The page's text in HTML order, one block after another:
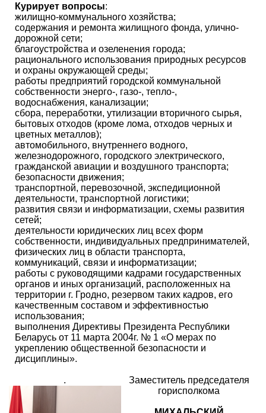
Курирует вопросы:
жилищно-коммунального хозяйства;
содержания и ремонта жилищного фонда, улично-
дорожной сети;
благоустройства и озеленения города;
рационального использования природных ресурсов
и охраны окружающей среды;
работы предприятий городской коммунальной
собственности энерго-, газо-, тепло-,
водоснабжения, канализации;
сбора, переработки, утилизации вторичного сырья,
бытовых отходов (кроме лома, отходов черных и
цветных металлов);
автомобильного, внутреннего водного,
железнодорожного, городского электрического,
гражданской авиации и воздушного транспорта;
безопасности движения;
транспортной, перевозочной, экспедиционной
деятельности, транспортной логистики;
развития связи и информатизации, схемы развития
сетей;
деятельности юридических лиц всех форм
собственности, индивидуальных предпринимателей,
физических лиц в области транспорта,
коммуникаций, связи и информатизации;
работы с руководящими кадрами государственных
органов и иных организаций, расположенных на
территории г. Гродно, резервом таких кадров, его
качественным составом и эффективностью
использования;
выполнения Директивы Президента Республики
Беларусь от 11 марта 2004г. № 1 «О мерах по
укреплению общественной безопасности и
дисциплины».
.
Заместитель председателя
горисполкома